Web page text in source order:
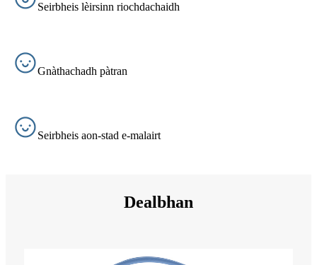
Seirbheis lèirsinn riochdachaidh
Gnàthachadh pàtran
Seirbheis aon-stad e-malairt
Dealbhan